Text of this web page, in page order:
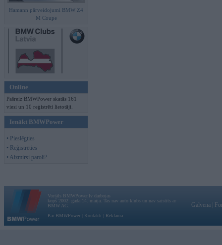
Hamann pārveidojumi BMW Z4
M Coupe
Online
Pašreiz BMWPower skatās 161
viesi un 10 reģistrēti lietotāji.
Ienākt BMWPower
• Pieslēgties
• Reģistrēties
• Aizmirsi paroli?
Vortāls BMWPower.lv darbojas
kopš 2002. gada 14. maija. Tas nav auto klubs un nav saistīts ar
BMW AG.
Par BMWPower
Kontakti Reklāma
Galvena